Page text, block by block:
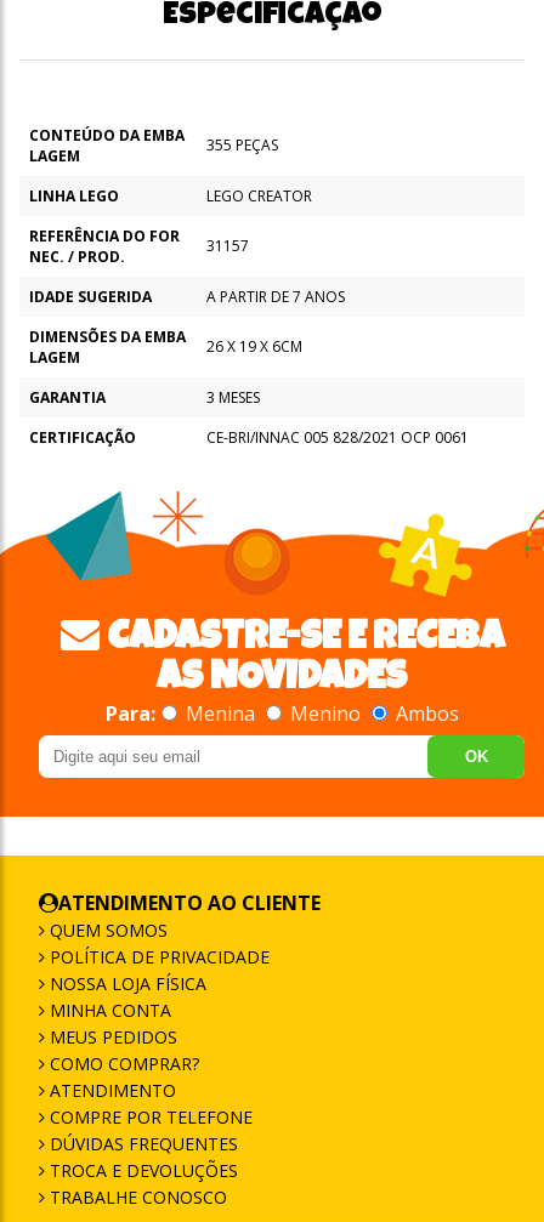
Especificação
CONTEÚDO DA EMBA
LAGEM
355 PEÇAS
LINHA LEGO
LEGO CREATOR
REFERÊNCIA DO FOR
NEC. / PROD.
31157
IDADE SUGERIDA
A PARTIR DE 7 ANOS
DIMENSÕES DA EMBA
LAGEM
26 X 19 X 6CM
GARANTIA
3 MESES
CERTIFICAÇÃO
CE-BRI/INNAC 005 828/2021 OCP 0061
CADASTRE-SE E RECEBA
AS NOVIDADES
Para: Menina Menino Ambos
OK
ATENDIMENTO AO CLIENTE
QUEM SOMOS
POLÍTICA DE PRIVACIDADE
NOSSA LOJA FÍSICA
MINHA CONTA
MEUS PEDIDOS
COMO COMPRAR?
ATENDIMENTO
COMPRE POR TELEFONE
DÚVIDAS FREQUENTES
TROCA E DEVOLUÇÕES
TRABALHE CONOSCO